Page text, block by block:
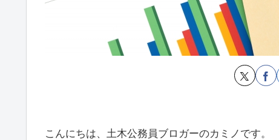
こんにちは、土木公務員ブロガーのカミノです。